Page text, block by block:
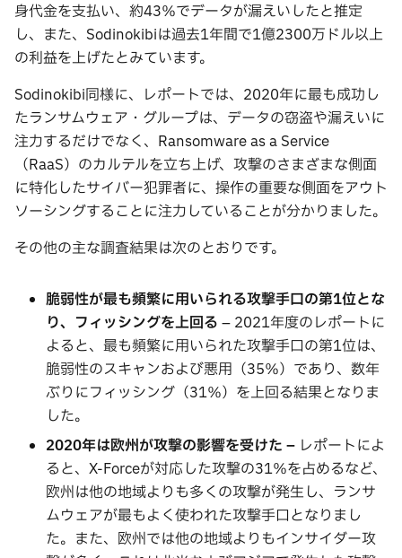
身代金を支払い、約43％でデータが漏えいしたと推定
し、また、Sodinokibiは過去1年間で1億2300万ドル以上
の利益を上げたとみています。
Sodinokibi同様に、レポートでは、2020年に最も成功し
たランサムウェア・グループは、データの窃盗や漏えいに
注力するだけでなく、Ransomware as a Service
（RaaS）のカルテルを立ち上げ、攻撃のさまざまな側面
に特化したサイバー犯罪者に、操作の重要な側面をアウト
ソーシングすることに注力していることが分かりました。
その他の主な調査結果は次のとおりです。
脆弱性が最も頻繁に用いられる攻撃手口の第1位とな
り、フィッシングを上回る – 2021年度のレポートに
よると、最も頻繁に用いられた攻撃手口の第1位は、
脆弱性のスキャンおよび悪用（35％）であり、数年
ぶりにフィッシング（31％）を上回る結果となりま
した。
2020年は欧州が攻撃の影響を受けた – レポートによ
ると、X-Forceが対応した攻撃の31％を占めるなど、
欧州は他の地域よりも多くの攻撃が発生し、ランサ
ムウェアが最もよく使われた攻撃手口となりまし
た。また、欧州では他の地域よりもインサイダー攻